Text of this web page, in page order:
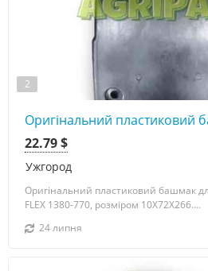
2
Оригінальний пластиковий
Ужгород
22.79 $
Оригінальний пластиковий башмак
FLEX 1380-770, розміром 10X72X266....
24 липня